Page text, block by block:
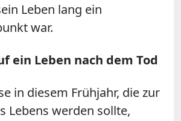
Leben lang ein
war.
ein Leben nach dem Tod
in diesem Frühjahr, die zur
Lebens werden sollte,